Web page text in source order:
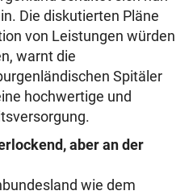
Die diskutierten Pläne
von Leistungen würden
warnt die
Spitäler
hochwertige und
aber an der
wie dem